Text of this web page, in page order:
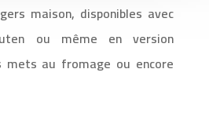
maison, disponibles avec
ou même en version
mets au fromage ou encore